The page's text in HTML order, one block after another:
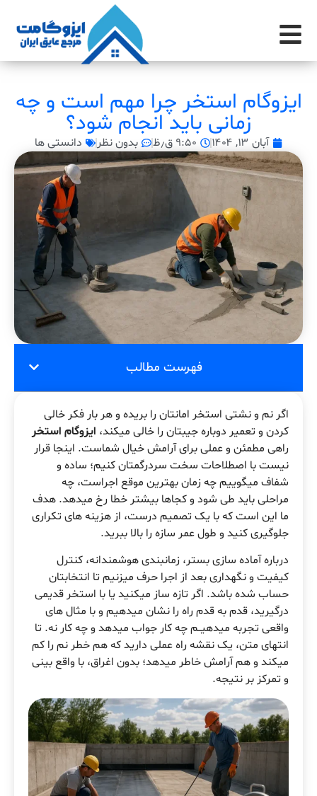
ایزوگام استخر چرا مهم است و چه
زمانی باید انجام شود؟
آبان ۱۳, ۱۴۰۴ ۹:۵۰ ق٫ظ بدون نظر دانستی ها
فهرست مطالب
اگر نم و نشتی استخر امانتان را بریده و هر بار فکر خالی
کردن و تعمیر دوباره جیبتان را خالی میکند، ایزوگام استخر
راهی مطمئن و عملی برای آرامش خیال شماست. اینجا قرار
نیست با اصطلاحات سخت سردرگمتان کنیم؛ ساده و
شفاف میگوییم چه زمان بهترین موقع اجراست، چه
مراحلی باید طی شود و کجاها بیشتر خطا رخ میدهد. هدف
ما این است که با یک تصمیم درست، از هزینه های تکراری
جلوگیری کنید و طول عمر سازه را بالا ببرید.
درباره آماده سازی بستر، زمانبندی هوشمندانه، کنترل
کیفیت و نگهداری بعد از اجرا حرف میزنیم تا انتخابتان
حساب شده باشد. اگر تازه ساز میکنید یا با استخر قدیمی
درگیرید، قدم به قدم راه را نشان میدهیم و با مثال های
واقعی تجربه میدهیــم چه کار جواب میدهد و چه کار نه. تا
انتهای متن، یک نقشه راه عملی دارید که هم خطر نم را کم
میکند و هم آرامش خاطر میدهد؛ بدون اغراق، با واقع بینی
و تمرکز بر نتیجه.